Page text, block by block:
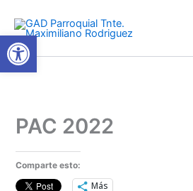
contenido
PAC 2022
Comparte esto:
Más
Abrir barra de herramientas